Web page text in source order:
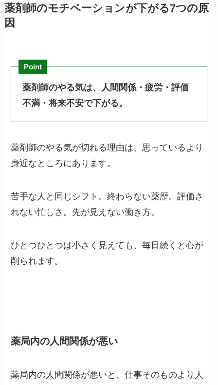
薬剤師のモチベーションが下がる7つの原
因
Point
薬剤師のやる気は、人間関係・疲労・評価
不満・将来不安で下がる。
薬剤師のやる気が切れる理由は、思っているより
身近なところにあります。
苦手な人と同じシフト。終わらない薬歴。評価さ
れない忙しさ。先が見えない働き方。
ひとつひとつは小さく見えても、毎日続くと心が
削られます。
薬局内の人間関係が悪い
薬局内の人間関係が悪いと、仕事そのものより人